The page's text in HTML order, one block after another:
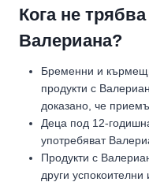
Кога не
Валериана?
Бременни и
продукти с
доказано, че
Деца под 12-
употребяват
Продукти с
други